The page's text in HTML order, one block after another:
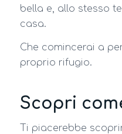
bella e, allo stesso
casa.
Che comincerai a
proprio rifugio.
Scopri
Ti piacerebbe